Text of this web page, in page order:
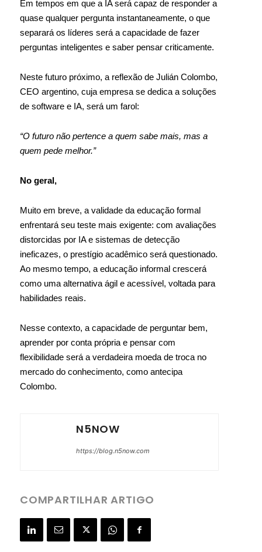
Em tempos em que a IA será capaz de responder a
quase qualquer pergunta instantaneamente, o que
separará os líderes será a capacidade de fazer
perguntas inteligentes e saber pensar criticamente.
Neste futuro próximo, a reflexão de Julián Colombo,
CEO argentino, cuja empresa se dedica a soluções
de software e IA, será um farol:
“O futuro não pertence a quem sabe mais, mas a
quem pede melhor.”
No geral,
Muito em breve, a validade da educação formal
enfrentará seu teste mais exigente: com avaliações
distorcidas por IA e sistemas de detecção
ineficazes, o prestígio acadêmico será questionado.
Ao mesmo tempo, a educação informal crescerá
como uma alternativa ágil e acessível, voltada para
habilidades reais.
Nesse contexto, a capacidade de perguntar bem,
aprender por conta própria e pensar com
flexibilidade será a verdadeira moeda de troca no
mercado do conhecimento, como antecipa
Colombo.
N5NOW
https://blog.n5now.com
COMPARTILHAR ARTIGO